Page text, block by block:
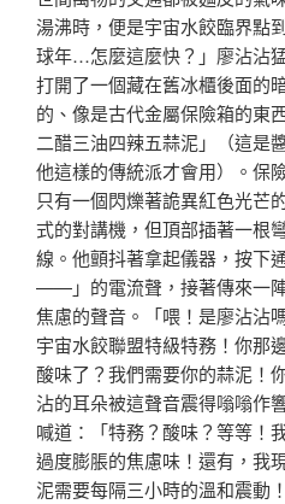
湯沸時，便是宇宙水餃臨界點
球年…怎麼這麼快？」廖沾沾
打開了一個藏在舊冰櫃後面的
的、像是古代金屬保險箱的東
二醋三油四辣五蒜泥」（這是
他這樣的傳統派才會用）。保
只有一個閃爍著詭異紅色光芒
式的對講機，但頂部插著一根
線。他顫抖著拿起儀器，按下
——」的電流聲，接著傳來一
焦慮的聲音。「喂！是廖沾沾
宇宙水餃聯盟特級特務！你那
酸味了？我們需要你的蒜泥！
沾的耳朵被這聲音震得嗡嗡作
喊道：「特務？酸味？等等！
過度膨脹的焦慮味！還有，我
泥需要每隔三小時的溫和震動